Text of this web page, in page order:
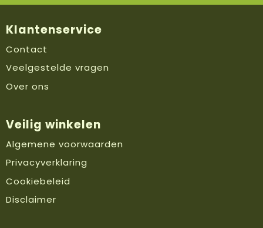
Klantenservice
Contact
Veelgestelde vragen
Over ons
Veilig winkelen
Algemene voorwaarden
Privacyverklaring
Cookiebeleid
Disclaimer